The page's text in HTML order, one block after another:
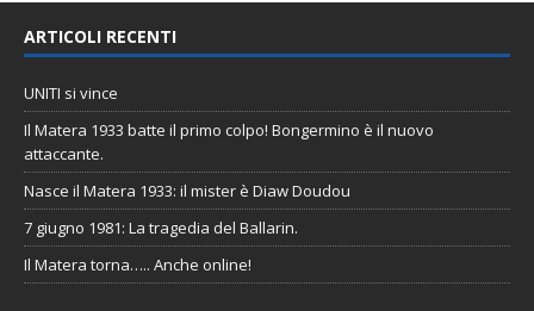
ARTICOLI RECENTI
UNITI si vince
Il Matera 1933 batte il primo colpo! Bongermino è il nuovo
attaccante.
Nasce il Matera 1933: il mister è Diaw Doudou
7 giugno 1981: La tragedia del Ballarin.
Il Matera torna….. Anche online!